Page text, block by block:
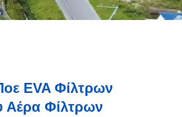
EVA Φίλτρων
Αέρα Φίλτρων